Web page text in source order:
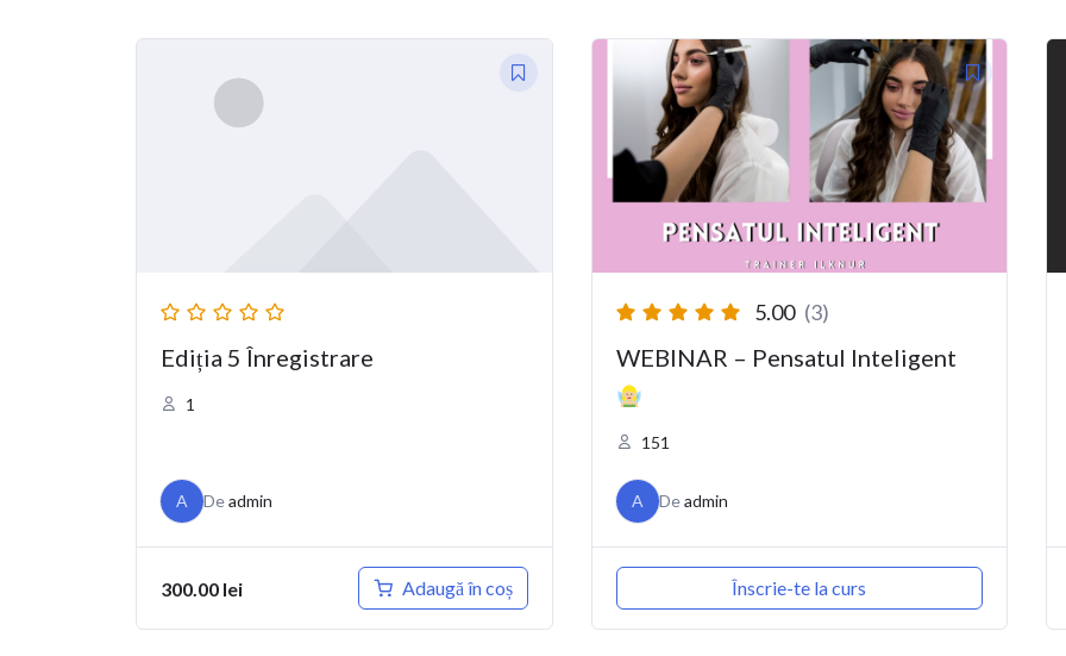
Ediția 5 Înregistrare
1
A Deadmin
300.00 lei Adaugă în coș
5.00 (3)
WEBINAR – Pensatul Inteligent
151
A Deadmin
Înscrie-te la curs